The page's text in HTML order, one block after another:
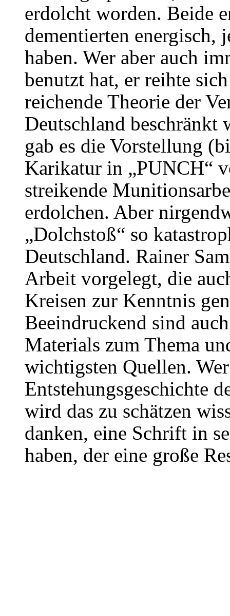
erdolcht worden. Beide
dementierten energisch,
haben. Wer aber auch
benutzt hat, er reihte
reichende Theorie der
Deutschland beschränkt
gab es die Vorstellung
Karikatur in „PUNCH“
streikende
erdolchen. Aber
„Dolchstoß“ so
Deutschland. Rainer
Arbeit vorgelegt, die
Kreisen zur Kenntnis
Beeindruckend sind
Materials zum Thema
wichtigsten Quellen.
Entstehungsgeschichte
wird das zu schätzen
danken, eine Schrift in
haben, der eine große